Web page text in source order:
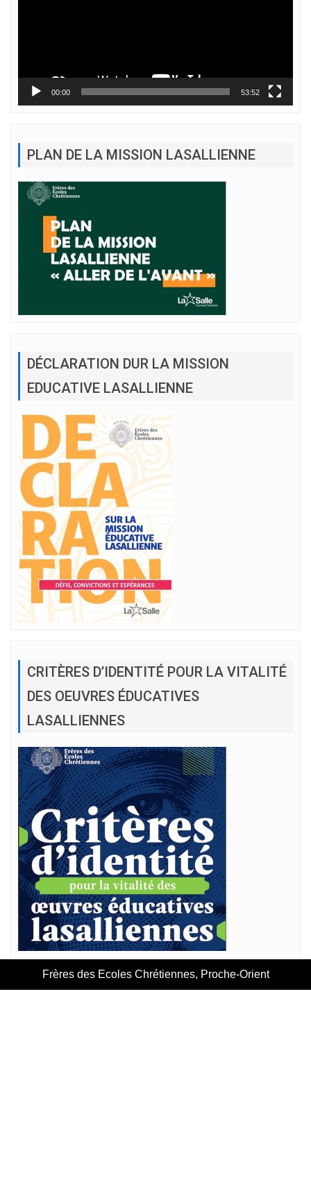
00:00 53:52
PLAN DE LA MISSION LASALLIENNE
DÉCLARATION DUR LA MISSION
EDUCATIVE LASALLIENNE
CRITÈRES D’IDENTITÉ POUR LA VITALITÉ
DES OEUVRES ÉDUCATIVES
LASALLIENNES
Frères des Ecoles Chrétiennes, Proche-Orient